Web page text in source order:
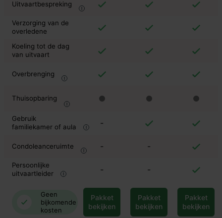
Uitvaartbespreking
Verzorging van de
overledene
Koeling tot de dag
van uitvaart
Overbrenging
Thuisopbaring
Gebruik
familiekamer of aula
-
Condoleanceruimte - -
Persoonlijke
uitvaartleider
- -
Geen
bijkomende
kosten
Pakket
bekijken
Pakket
bekijken
Pakket
bekijken